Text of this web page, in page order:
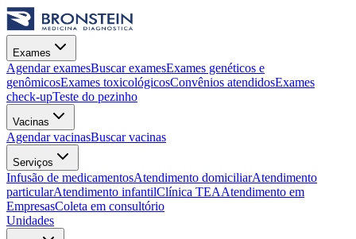
Exames
Agendar examesBuscar examesExames genéticos e
genômicosExames toxicológicosConvênios atendidosExames
check-upTeste do pezinho
Vacinas
Agendar vacinasBuscar vacinas
Serviços
Infusão de medicamentosAtendimento domiciliarAtendimento
particularAtendimento infantilClínica TEAAtendimento em
EmpresasColeta em consultório
Unidades